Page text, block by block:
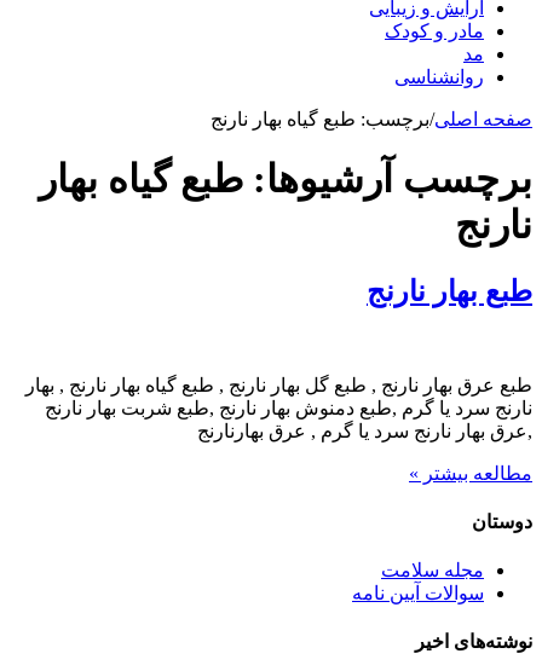
آرایش و زیبایی
مادر و کودک
مد
روانشناسی
صفحه اصلی/برچسب: طبع گیاه بهار نارنج
برچسب آرشیوها: طبع گیاه بهار
نارنج
طبع بهار نارنج
طبع عرق بهار نارنج , طبع گل بهار نارنج , طبع گیاه بهار نارنج , بهار
نارنج سرد یا گرم ,طبع دمنوش بهار نارنج ,طبع شربت بهار نارنج
,عرق بهار نارنج سرد یا گرم , عرق بهارنارنج
مطالعه بیشتر »
دوستان
مجله سلامت
سوالات آیین نامه
نوشته‌های اخیر